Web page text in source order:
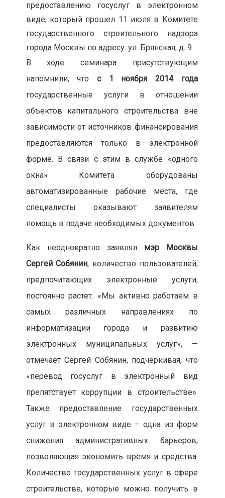
предоставлению госуслуг в электронном
виде, который прошел 11 июля в Комитете
государственного строительного надзора
города Москвы по адресу: ул. Брянская, д. 9.
В ходе семинара присутствующим
напомнили, чтос 1 ноября 2014 года
государственные услуги в отношении
объектов капитального строительства вне
зависимости от источников финансирования
предоставляются только в электронной
форме. В связи с этим в службе «одного
окна» Комитета оборудованы
автоматизированные рабочие места, где
специалисты оказывают заявителям
помощь в подаче необходимых документов.
Как неоднократно заявлял мэр Москвы
Сергей Собянин, количество пользователей,
предпочитающих электронные услуги,
постоянно растет. «Мы активно работаем в
самых различных направлениях по
информатизации города и развитию
электронных муниципальных услуг», —
отмечает Сергей Собянин, подчеркивая, что
«перевод госуслуг в электронный вид
препятствует коррупции в строительстве».
Также предоставление государственных
услуг в электронном виде – одна из форм
снижения административных барьеров,
позволяющая экономить время и средства.
Количество государственных услуг в сфере
строительстве, которые можно получить в